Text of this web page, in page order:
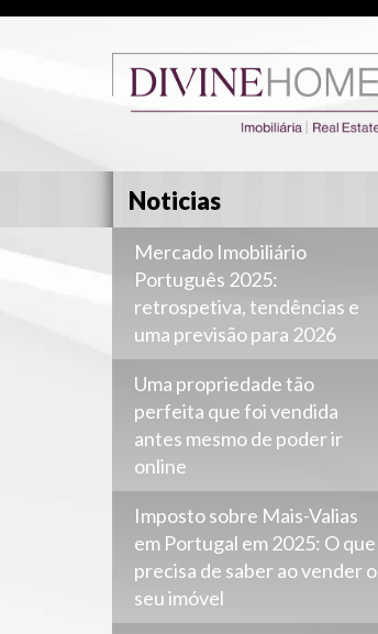
Noticias
Mercado Imobiliário
Português 2025:
retrospetiva, tendências e
uma previsão para 2026
Uma propriedade tão
perfeita que foi vendida
antes mesmo de poder ir
online
Imposto sobre Mais-Valias
em Portugal em 2025: O que
precisa de saber ao vender o
seu imóvel